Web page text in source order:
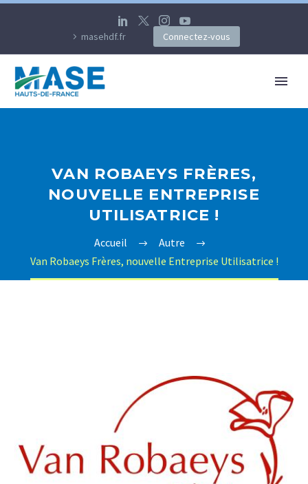
masehdf.fr Connectez-vous
VAN ROBAEYS FRÈRES,
NOUVELLE ENTREPRISE
UTILISATRICE !
Accueil
Autre
Van Robaeys Frères, nouvelle Entreprise Utilisatrice !